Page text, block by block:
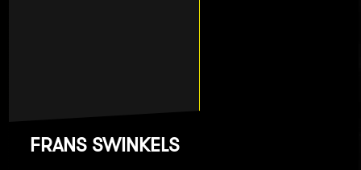
FRANS SWINKELS